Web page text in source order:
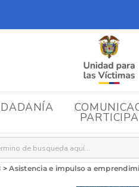
PARTICIPA
>Asistencia e impulso a